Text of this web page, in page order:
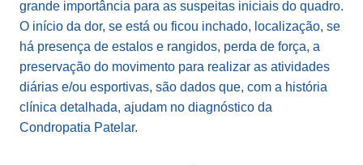
grande importância para as suspeitas iniciais do quadro.
O início da dor, se está ou ficou inchado, localização, se
há presença de estalos e rangidos, perda de força, a
preservação do movimento para realizar as atividades
diárias e/ou esportivas, são dados que, com a história
clínica detalhada, ajudam no diagnóstico da
Condropatia Patelar.